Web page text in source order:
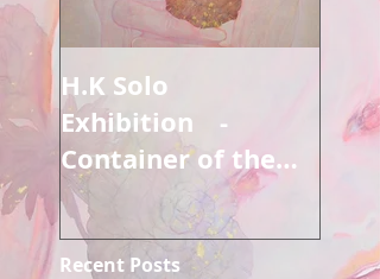
Recent Posts
H.K Solo
Exhibition -
Container of the
ghost 2nd GIG -
Additional mission